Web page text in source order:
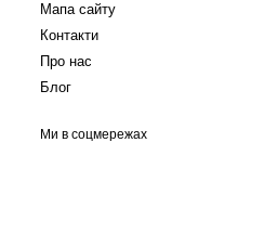
Мапа сайту
Контакти
Про нас
Блог
Ми в соцмережах